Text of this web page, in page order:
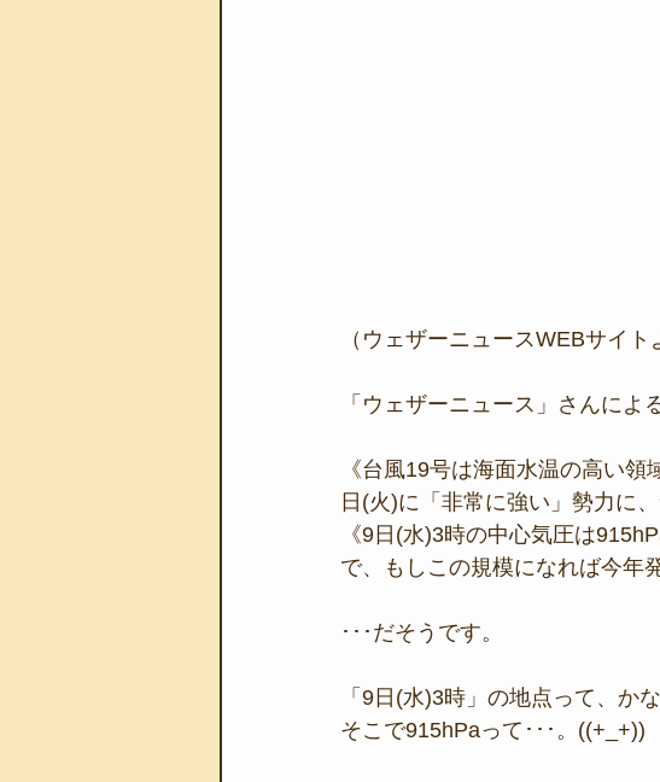
（ウェザーニュースWEBサイト
「ウェザーニュース」さんによ
《台風19号は海面水温の高い
日(火)に「非常に強い」勢力に
《9日(水)3時の中心気圧は
で、もしこの規模になれば今年
･･･だそうです。
「9日(水)3時」の地点って、か
そこで915hPaって･･･。((+_+))